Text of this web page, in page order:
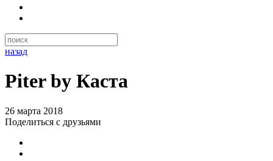
назад
Piter by Каста
26 марта 2018
Поделиться с друзьями